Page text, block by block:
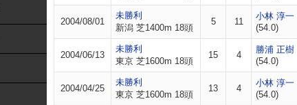
2004/08/01
未勝利
新潟 芝1400m 18頭
5 11
小林 淳一
(54.0)
2004/06/13
未勝利
東京 芝1600m 18頭
15 4
勝浦 正樹
(54.0)
2004/04/25
未勝利
東京 芝1600m 18頭
13 4
小林 淳一
(54.0)